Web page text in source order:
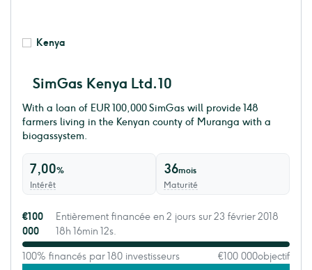
Kenya
SimGas Kenya Ltd. 10
With a loan of EUR 100,000 SimGas will provide 148
farmers living in the Kenyan county of Muranga with a
biogassystem.
7,00%
Intérêt
36mois
Maturité
€100
000
Entièrement financée en 2 jours sur 23 février 2018
18h 16min 12s.
100% financés par 180 investisseurs €100 000objectif